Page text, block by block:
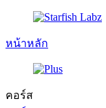
หน้าหลัก
คอร์ส